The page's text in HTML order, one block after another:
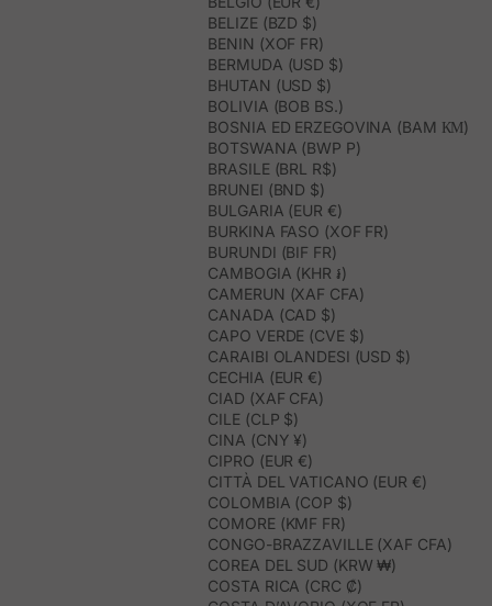
BELIZE (BZD $)
BENIN (XOF FR)
BERMUDA (USD $)
BHUTAN (USD $)
BOLIVIA (BOB BS.)
BOSNIA ED ERZEGOVINA (BAM КМ)
BOTSWANA (BWP P)
BRASILE (BRL R$)
BRUNEI (BND $)
BULGARIA (EUR €)
BURKINA FASO (XOF FR)
BURUNDI (BIF FR)
CAMBOGIA (KHR ៛)
CAMERUN (XAF CFA)
CANADA (CAD $)
CAPO VERDE (CVE $)
CARAIBI OLANDESI (USD $)
CECHIA (EUR €)
CIAD (XAF CFA)
CILE (CLP $)
CINA (CNY ¥)
CIPRO (EUR €)
CITTÀ DEL VATICANO (EUR €)
COLOMBIA (COP $)
COMORE (KMF FR)
CONGO-BRAZZAVILLE (XAF CFA)
COREA DEL SUD (KRW ₩)
COSTA RICA (CRC ₡)